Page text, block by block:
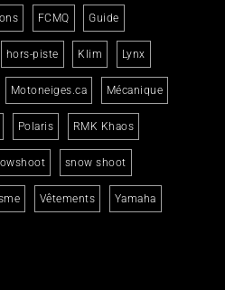
FCMQ Guide
hors-piste Klim Lynx
Motoneiges.ca Mécanique
Polaris RMK Khaos
snow shoot
Vêtements Yamaha